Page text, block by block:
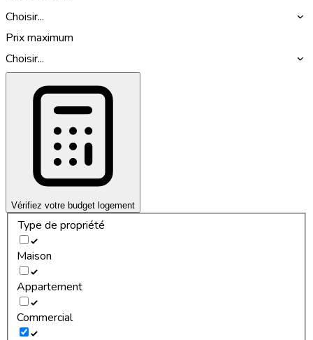
Choisir...
Prix maximum
Choisir...
Vérifiez votre budget logement
Type de propriété
Maison
Appartement
Commercial